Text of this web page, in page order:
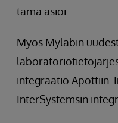
tämä asioi.
Myös Mylabin
integraatio Apottiin.
InterSystemsin